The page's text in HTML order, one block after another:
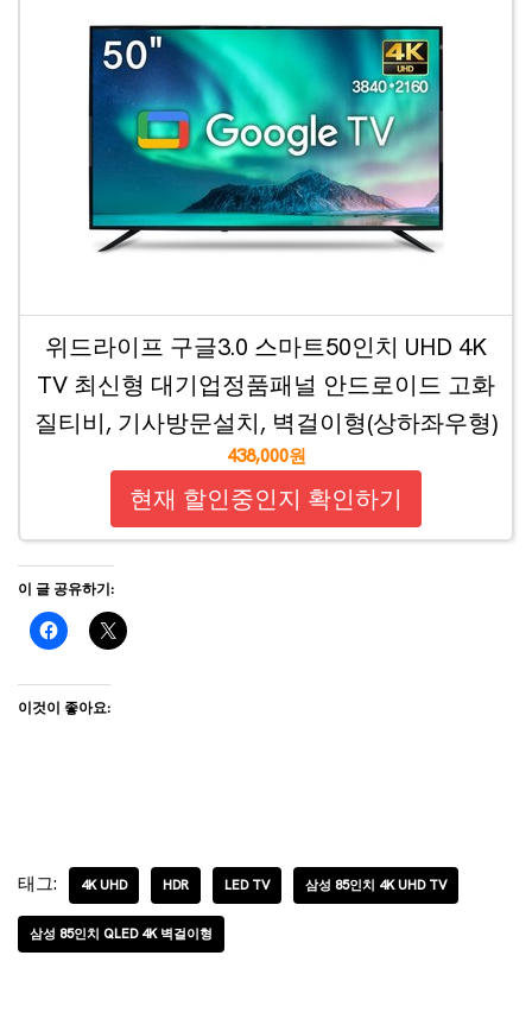
위드라이프 구글3.0 스마트50인치 UHD 4K
TV 최신형 대기업정품패널 안드로이드 고화
질티비, 기사방문설치, 벽걸이형(상하좌우형)
438,000원
현재 할인중인지 확인하기
이 글 공유하기:
이것이 좋아요:
태그: 4K UHD HDR LED TV 삼성 85인치 4K UHD TV
삼성 85인치 QLED 4K 벽걸이형